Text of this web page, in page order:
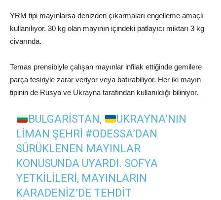
YRM tipi mayınlarsa denizden çıkarmaları engelleme amaçlı
kullanılıyor. 30 kg olan mayının içindeki patlayıcı miktarı 3 kg
civarında.
Temas prensibiyle çalışan mayınlar infilak ettiğinde gemilere
parça tesiriyle zarar veriyor veya batırabiliyor. Her iki mayın
tipinin de Rusya ve Ukrayna tarafından kullanıldığı biliniyor.
BULGARISTAN,
UKRAYNA’NIN
LIMAN ŞEHRI #ODESSA’DAN
SÜRÜKLENEN MAYINLAR
KONUSUNDA UYARDI. SOFYA
YETKILILERI, MAYINLARIN
KARADENIZ’DE TEHDIT